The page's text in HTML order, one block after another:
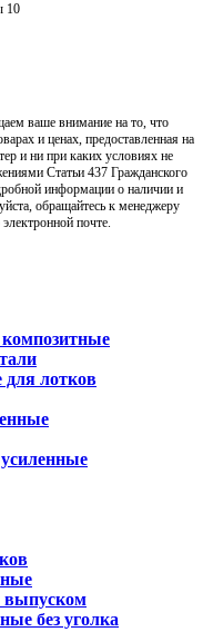
10
ваше внимание на то, что
и ценах, предоставленная на
и ни при каких условиях не
Статьи 437 Гражданского
информации о наличии и
обращайтесь к менеджеру
почте.
лотков
выпуском
без уголка